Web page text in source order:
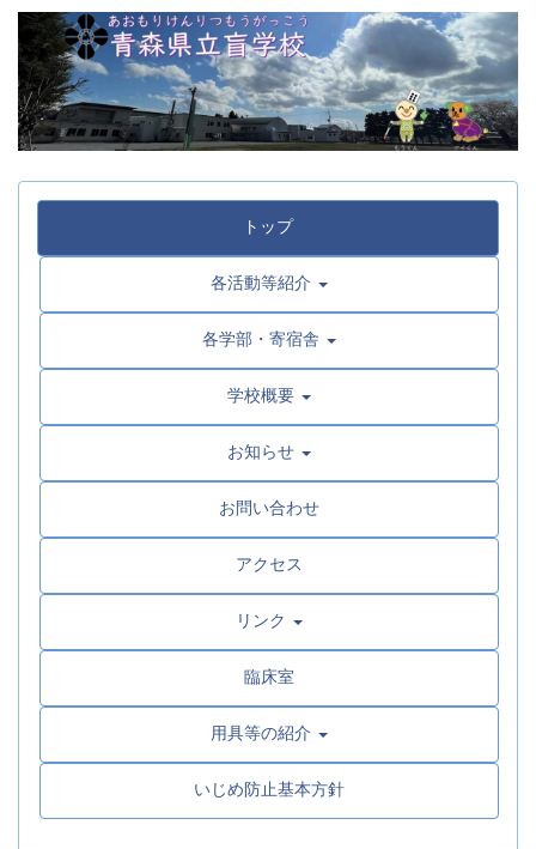
トップ
各活動等紹介
各学部・寄宿舎
学校概要
お知らせ
お問い合わせ
アクセス
リンク
臨床室
用具等の紹介
いじめ防止基本方針